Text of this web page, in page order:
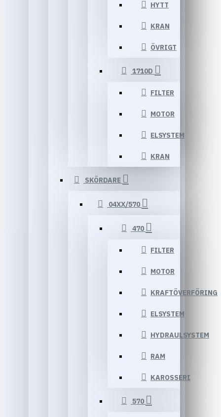
HYTT
KRAN
ÖVRIGT
1710D
FILTER
MOTOR
ELSYSTEM
KRAN
SKÖRDARE
04XX/570
470
FILTER
MOTOR
KRAFTÖVERFÖRING
ELSYSTEM
HYDRAULSYSTEM
RAM
KAROSSERI
570